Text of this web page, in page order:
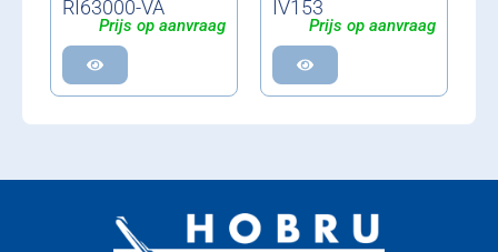
RI63000-VA
Prijs op aanvraag
IV153
Prijs op aanvraag